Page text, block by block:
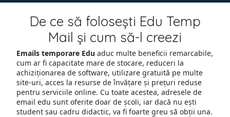
De ce să folosești Edu Temp
Mail și cum să-l creezi
Emails temporare Eduaduc multe beneficii remarcabile,
cum ar fi capacitate mare de stocare, reduceri la
achiziționarea de software, utilizare gratuită pe multe
site-uri, acces la resurse de învățare și prețuri reduse
pentru serviciile online. Cu toate acestea, adresele de
email edu sunt oferite doar de școli, iar dacă nu ești
student sau cadru didactic, va fi foarte greu să obții una.